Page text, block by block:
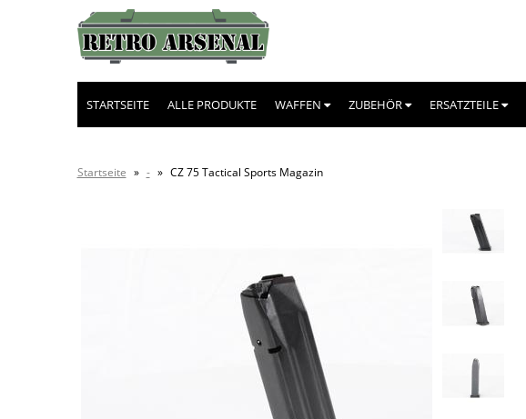
STARTSEITE ALLE PRODUKTE WAFFEN ZUBEHÖR ERSATZTEILE
Startseite » - » CZ 75 Tactical Sports Magazin